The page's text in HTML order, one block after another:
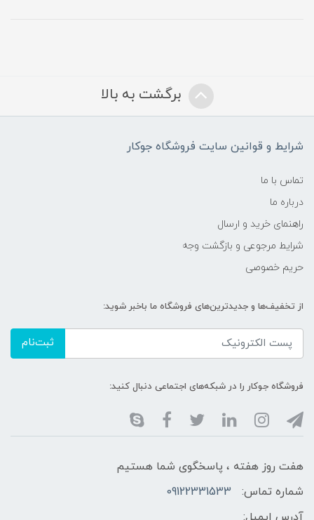
برگشت به بالا
شرایط و قوانین سایت فروشگاه جوکار
تماس با ما
درباره ما
راهنمای خرید و ارسال
شرایط مرجوعی و بازگشت وجه
حریم خصوصی
از تخفیف‌ها و جدیدترین‌های فروشگاه ما باخبر شوید:
ثبت‌نام
فروشگاه جوکار را در شبکه‌های اجتماعی دنبال کنید:
هفت روز هفته ، پاسخگوی شما هستیم
شماره تماس:
09122331533